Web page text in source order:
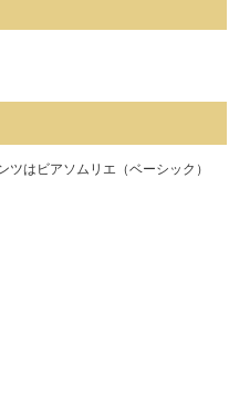
はビアソムリエ（ベーシック）